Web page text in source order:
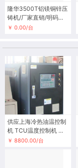
隆华3500T铝镁铜锌压
铸机/厂家直销/明码标
价
￥ 0.00/台
供应上海冷热油温控制
机 TCU温度控制机 油
加热器
￥ 8800.00/台